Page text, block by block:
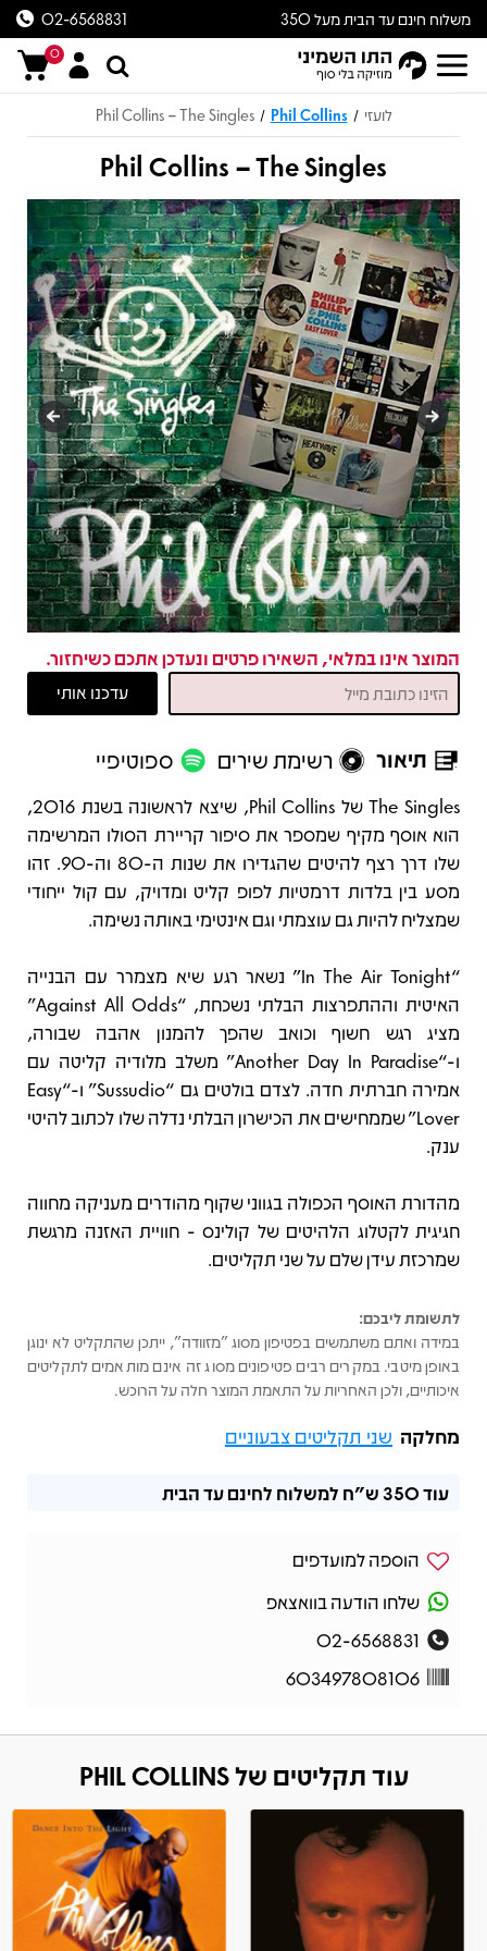
משלוח חינם עד הבית מעל 350
ש״ח
02-6568831
0
לועזי /
Phil Collins
/
Phil Collins – The Singles
Phil Collins – The Singles
המוצר אינו במלאי, השאירו פרטים ונעדכן אתכם כשיחזור.
תיאור רשימת שירים ספוטיפיי
תיאור
The Singles של Phil Collins, שיצא לראשונה בשנת 2016,
הוא אוסף מקיף שמספר את סיפור קריירת הסולו המרשימה
שלו דרך רצף להיטים שהגדירו את שנות ה-80 וה-90. זהו
מסע בין בלדות דרמטיות לפופ קליט ומדויק, עם קול ייחודי
שמצליח להיות גם עוצמתי וגם אינטימי באותה נשימה.
“In The Air Tonight” נשאר רגע שיא מצמרר עם הבנייה
האיטית וההתפרצות הבלתי נשכחת, “Against All Odds”
מציג רגש חשוף וכואב שהפך להמנון אהבה שבורה,
ו-“Another Day In Paradise” משלב מלודיה קליטה עם
אמירה חברתית חדה. לצדם בולטים גם “Sussudio” ו-“Easy
Lover” שממחישים את הכישרון הבלתי נדלה שלו לכתוב להיטי
ענק.
מהדורת האוסף הכפולה בגווני שקוף מהודרים מעניקה מחווה
חגיגית לקטלוג הלהיטים של קולינס - חוויית האזנה מרגשת
שמרכזת עידן שלם על שני תקליטים.
לתשומת ליבכם:
במידה ואתם משתמשים בפטיפון מסוג "מזוודה", ייתכן שהתקליט לא ינוגן
באופן מיטבי. במקרים רבים פטיפונים מסוג זה אינם מותאמים לתקליטים
איכותיים, ולכן האחריות על התאמת המוצר חלה על הרוכש.
מחלקה שני תקליטים צבעוניים
עוד350 ש"ח למשלוח לחינם עד הבית
הוספה למועדפים
שלחו הודעה בוואצאפ
02-6568831
603497808106
עוד תקליטים של PHIL COLLINS